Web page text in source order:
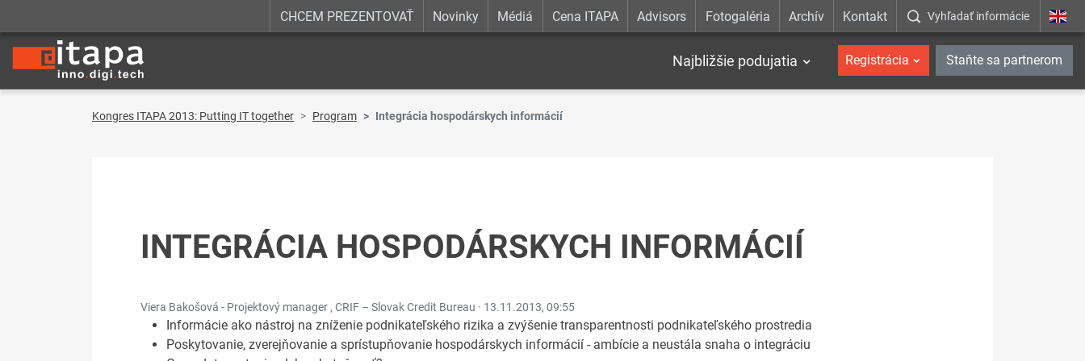
CHCEM PREZENTOVAŤ Novinky Médiá Cena ITAPA Advisors Fotogaléria Archív Kontakt Vyhľadať informácie
Najbližšie podujatia Registrácia Staňte sa partnerom
Kongres ITAPA 2013: Putting IT together Program Integrácia hospodárskych informácií
INTEGRÁCIA HOSPODÁRSKYCH INFORMÁCIÍ
Viera Bakošová - Projektový manager , CRIF – Slovak Credit Bureau · 13.11.2013, 09:55
Informácie ako nástroj na zníženie podnikateľského rizika a zvýšenie transparentnosti podnikateľského prostredia
Poskytovanie, zverejňovanie a sprístupňovanie hospodárskych informácií - ambície a neustála snaha o integráciu